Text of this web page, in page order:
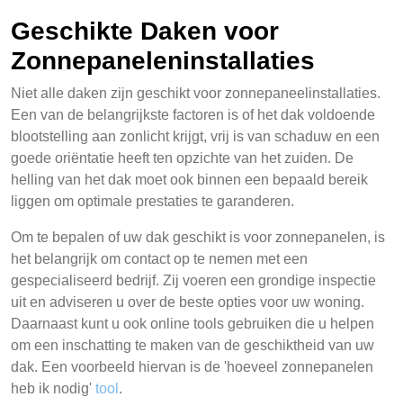
Geschikte Daken voor
Zonnepaneleninstallaties
Niet alle daken zijn geschikt voor zonnepaneelinstallaties.
Een van de belangrijkste factoren is of het dak voldoende
blootstelling aan zonlicht krijgt, vrij is van schaduw en een
goede oriëntatie heeft ten opzichte van het zuiden. De
helling van het dak moet ook binnen een bepaald bereik
liggen om optimale prestaties te garanderen.
Om te bepalen of uw dak geschikt is voor zonnepanelen, is
het belangrijk om contact op te nemen met een
gespecialiseerd bedrijf. Zij voeren een grondige inspectie
uit en adviseren u over de beste opties voor uw woning.
Daarnaast kunt u ook online tools gebruiken die u helpen
om een inschatting te maken van de geschiktheid van uw
dak. Een voorbeeld hiervan is de 'hoeveel zonnepanelen
heb ik nodig' tool .